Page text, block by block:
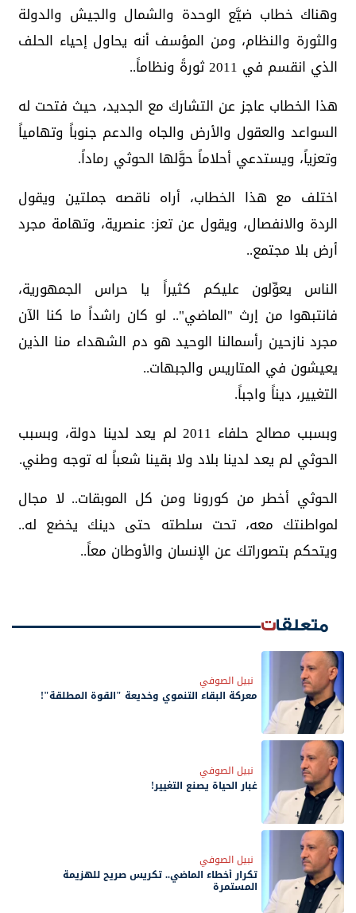
وهناك خطاب ضيَّع الوحدة والشمال والجيش والدولة
والثورة والنظام، ومن المؤسف أنه يحاول إحياء الحلف
الذي انقسم في 2011 ثورةً ونظاماً..
‏هذا الخطاب عاجز عن التشارك مع الجديد، حيث فتحت له
السواعد والعقول والأرض والجاه والدعم جنوباً وتهامياً
وتعزياً، ويستدعي أحلاماً حوَّلها الحوثي رماداً.
اختلف مع هذا الخطاب، أراه ناقصه جملتين ويقول
الردة والانفصال، ويقول عن تعز: عنصرية، وتهامة مجرد
أرض بلا مجتمع..
الناس يعوِّلون عليكم كثيراً يا حراس الجمهورية،
فانتبهوا من إرث "الماضي".. لو كان راشداً ما كنا الآن
مجرد نازحين رأسمالنا الوحيد هو دم الشهداء منا الذين
يعيشون في المتاريس والجبهات..
التغيير، ديناً واجباً.
وبسبب مصالح حلفاء 2011 لم يعد لدينا دولة، وبسبب
الحوثي لم يعد لدينا بلاد ولا بقينا شعباً له توجه وطني.
‫الحوثي أخطر من كورونا ومن كل الموبقات.. لا مجال
لمواطنتك معه، تحت سلطته حتى دينك يخضع له..
ويتحكم بتصوراتك عن الإنسان والأوطان معاً..‬
متعلقات
نبيل الصوفي
معركة البقاء التنموي وخديعة "القوة المطلقة"!
نبيل الصوفي
غبار الحياة يصنع التغيير!
نبيل الصوفي
تكرار أخطاء الماضي.. تكريس صريح للهزيمة
المستمرة